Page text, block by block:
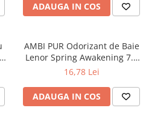
ADAUGA IN COS
AMBI PUR Odorizant de Baie
Lenor Spring Awakening 7.5
ml
16,78 Lei
ADAUGA IN COS